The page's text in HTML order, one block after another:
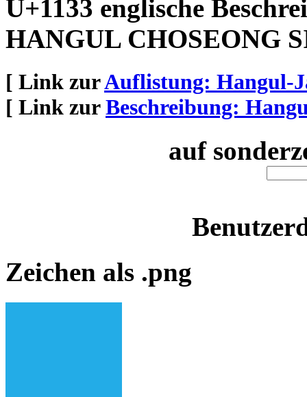
U+1133 englische
HANGUL CHOSEONG
[ Link zurAuflistung: Hangul-
[ Link zurBeschreibung:
auf
Zeichen als .png